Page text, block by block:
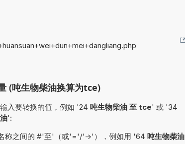
(吨生物柴油换算为tce)
入要转换的值，例如 '24 吨生物柴油 至 tce' 或 '34
':
称之间的 #'至'（或'='/'->'），例如用 '64 吨生物柴油